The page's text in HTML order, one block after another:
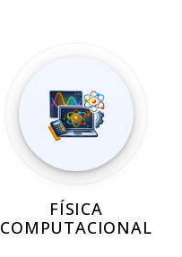
FÍSICA
COMPUTACIONAL